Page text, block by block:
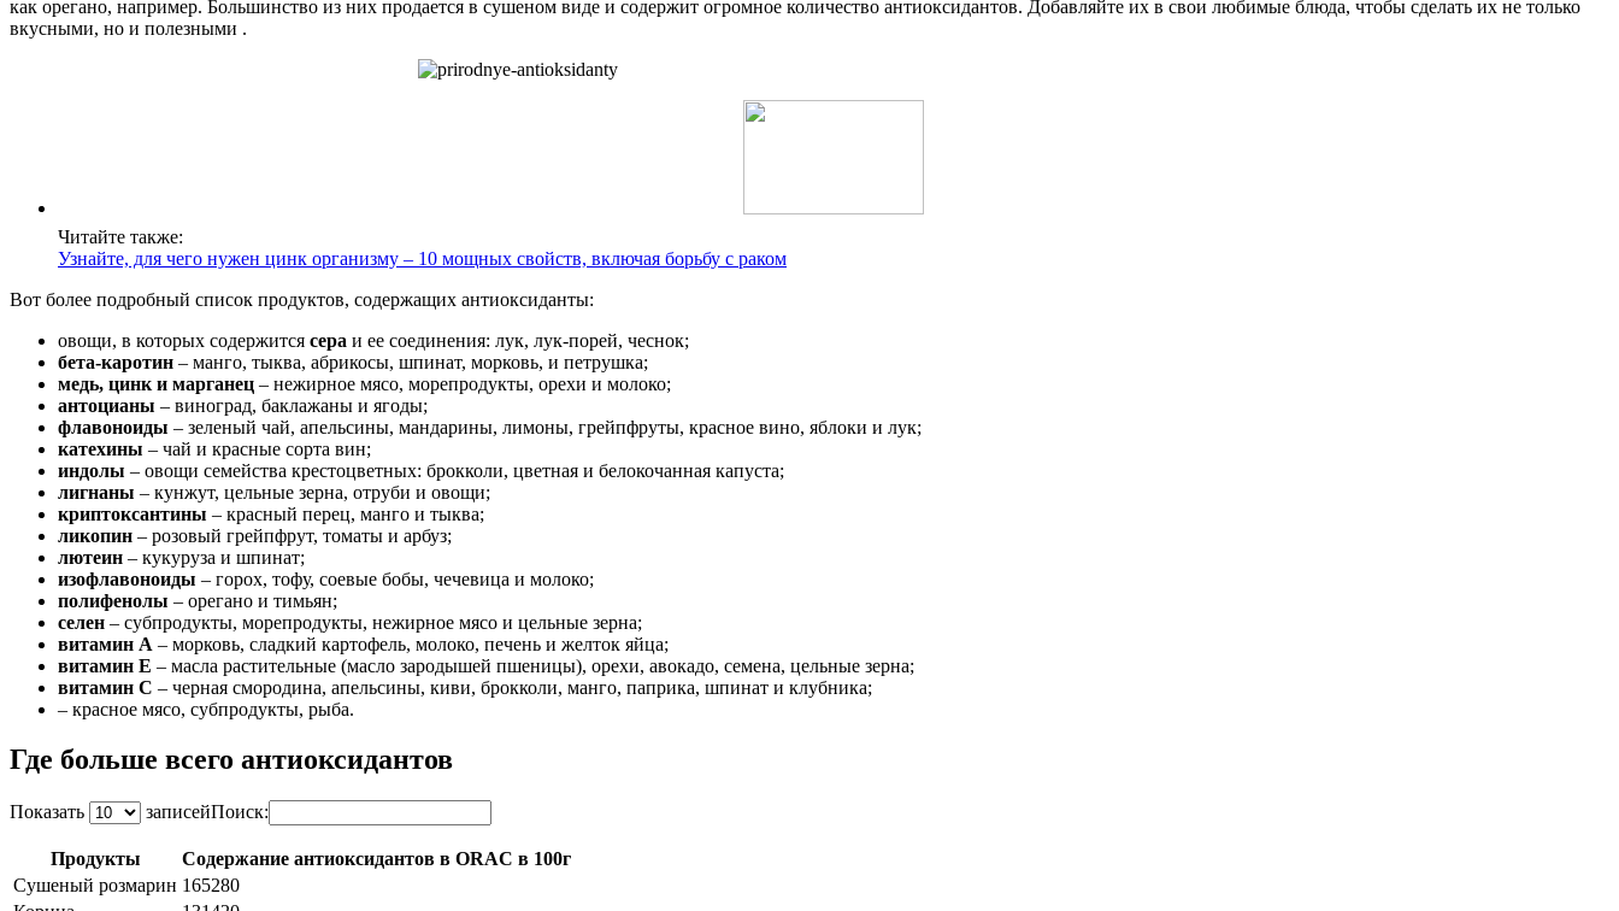
как орегано, например. Большинство из них продается в сушеном виде и содержит огромное количество антиоксидантов. Добавляйте их в свои любимые блюда, чтобы сделать их не только
вкусными, но и полезными .
Читайте также:
Узнайте, для чего нужен цинк организму – 10 мощных свойств, включая борьбу с раком
Вот более подробный список продуктов, содержащих антиоксиданты:
овощи, в которых содержится сера и ее соединения: лук, лук-порей, чеснок;
бета-каротин – манго, тыква, абрикосы, шпинат, морковь, и петрушка;
медь, цинк и марганец – нежирное мясо, морепродукты, орехи и молоко;
антоцианы – виноград, баклажаны и ягоды;
флавоноиды – зеленый чай, апельсины, мандарины, лимоны, грейпфруты, красное вино, яблоки и лук;
катехины – чай и красные сорта вин;
индолы – овощи семейства крестоцветных: брокколи, цветная и белокочанная капуста;
лигнаны – кунжут, цельные зерна, отруби и овощи;
криптоксантины – красный перец, манго и тыква;
ликопин – розовый грейпфрут, томаты и арбуз;
лютеин – кукуруза и шпинат;
изофлавоноиды – горох, тофу, соевые бобы, чечевица и молоко;
полифенолы – орегано и тимьян;
селен – субпродукты, морепродукты, нежирное мясо и цельные зерна;
витамин А – морковь, сладкий картофель, молоко, печень и желток яйца;
витамин Е – масла растительные (масло зародышей пшеницы), орехи, авокадо, семена, цельные зерна;
витамин С – черная смородина, апельсины, киви, брокколи, манго, паприка, шпинат и клубника;
– красное мясо, субпродукты, рыба.
Где больше всего антиоксидантов
Показать записейПоиск:
Продукты
Содержание антиоксидантов в ORAC в 100г
Сушеный розмарин 165280